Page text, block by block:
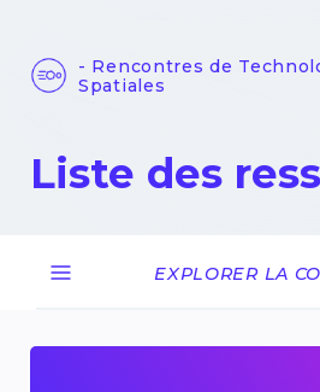
- Rencontres de
Spatiales
Liste des
EXPLORER LA